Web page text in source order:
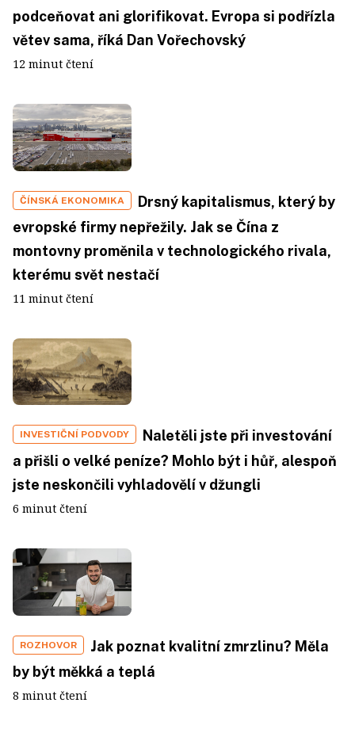
podceňovat ani glorifikovat. Evropa si podřízla
větev sama, říká Dan Vořechovský
12 minut čtení
ČÍNSKÁ EKONOMIKA
Drsný kapitalismus, který by
evropské firmy nepřežily. Jak se Čína z
montovny proměnila v technologického rivala,
kterému svět nestačí
11 minut čtení
INVESTIČNÍ PODVODY
Naletěli jste při investování
a přišli o velké peníze? Mohlo být i hůř, alespoň
jste neskončili vyhladovělí v džungli
6 minut čtení
ROZHOVOR
Jak poznat kvalitní zmrzlinu? Měla
by být měkká a teplá
8 minut čtení